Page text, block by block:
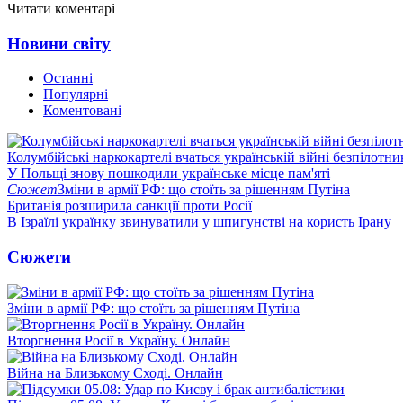
Читати коментарі
Новини світу
Останні
Популярні
Коментовані
Колумбійські наркокартелі вчаться українській війні
У Польщі знову пошкодили українське місце пам'яті
СюжетЗміни в армії РФ: що стоїть за рішенням Путіна
Британія розширила санкції проти Росії
В Ізраїлі українку звинуватили у шпигунстві на користь Ірану
Сюжети
Зміни в армії РФ: що стоїть за рішенням Путіна
Вторгнення Росії в Україну. Онлайн
Війна на Близькому Сході. Онлайн